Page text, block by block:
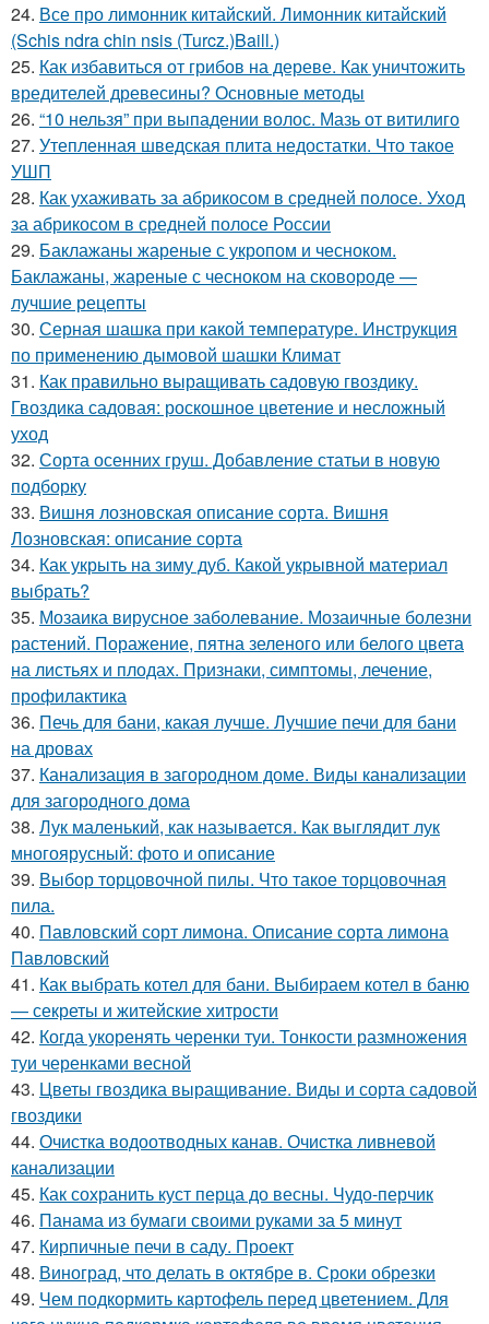
24. Все про лимонник китайский. Лимонник китайский
(Schis ndra chin nsis (Turcz.)Baill.)
25. Как избавиться от грибов на дереве. Как уничтожить
вредителей древесины? Основные методы
26. “10 нельзя” при выпадении волос. Мазь от витилиго
27. Утепленная шведская плита недостатки. Что такое
УШП
28. Как ухаживать за абрикосом в средней полосе. Уход
за абрикосом в средней полосе России
29. Баклажаны жареные с укропом и чесноком.
Баклажаны, жареные с чесноком на сковороде —
лучшие рецепты
30. Серная шашка при какой температуре. Инструкция
по применению дымовой шашки Климат
31. Как правильно выращивать садовую гвоздику.
Гвоздика садовая: роскошное цветение и несложный
уход
32. Сорта осенних груш. Добавление статьи в новую
подборку
33. Вишня лозновская описание сорта. Вишня
Лозновская: описание сорта
34. Как укрыть на зиму дуб. Какой укрывной материал
выбрать?
35. Мозаика вирусное заболевание. Мозаичные болезни
растений. Поражение, пятна зеленого или белого цвета
на листьях и плодах. Признаки, симптомы, лечение,
профилактика
36. Печь для бани, какая лучше. Лучшие печи для бани
на дровах
37. Канализация в загородном доме. Виды канализации
для загородного дома
38. Лук маленький, как называется. Как выглядит лук
многоярусный: фото и описание
39. Выбор торцовочной пилы. Что такое торцовочная
пила.
40. Павловский сорт лимона. Описание сорта лимона
Павловский
41. Как выбрать котел для бани. Выбираем котел в баню
— секреты и житейские хитрости
42. Когда укоренять черенки туи. Тонкости размножения
туи черенками весной
43. Цветы гвоздика выращивание. Виды и сорта садовой
гвоздики
44. Очистка водоотводных канав. Очистка ливневой
канализации
45. Как сохранить куст перца до весны. Чудо-перчик
46. Панама из бумаги своими руками за 5 минут
47. Кирпичные печи в саду. Проект
48. Виноград, что делать в октябре в. Сроки обрезки
49. Чем подкормить картофель перед цветением. Для